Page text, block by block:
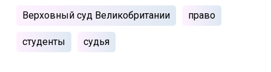
Верховный суд Великобритании право
студенты судья